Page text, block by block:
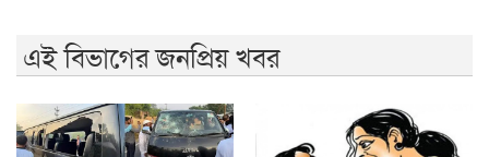
এই বিভাগের জনপ্রিয় খবর